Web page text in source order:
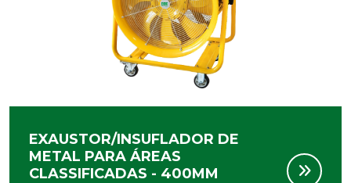
EXAUSTOR/INSUFLADOR DE
METAL PARA ÁREAS
CLASSIFICADAS - 300MM